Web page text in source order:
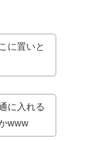
に置いと
に入れる
www